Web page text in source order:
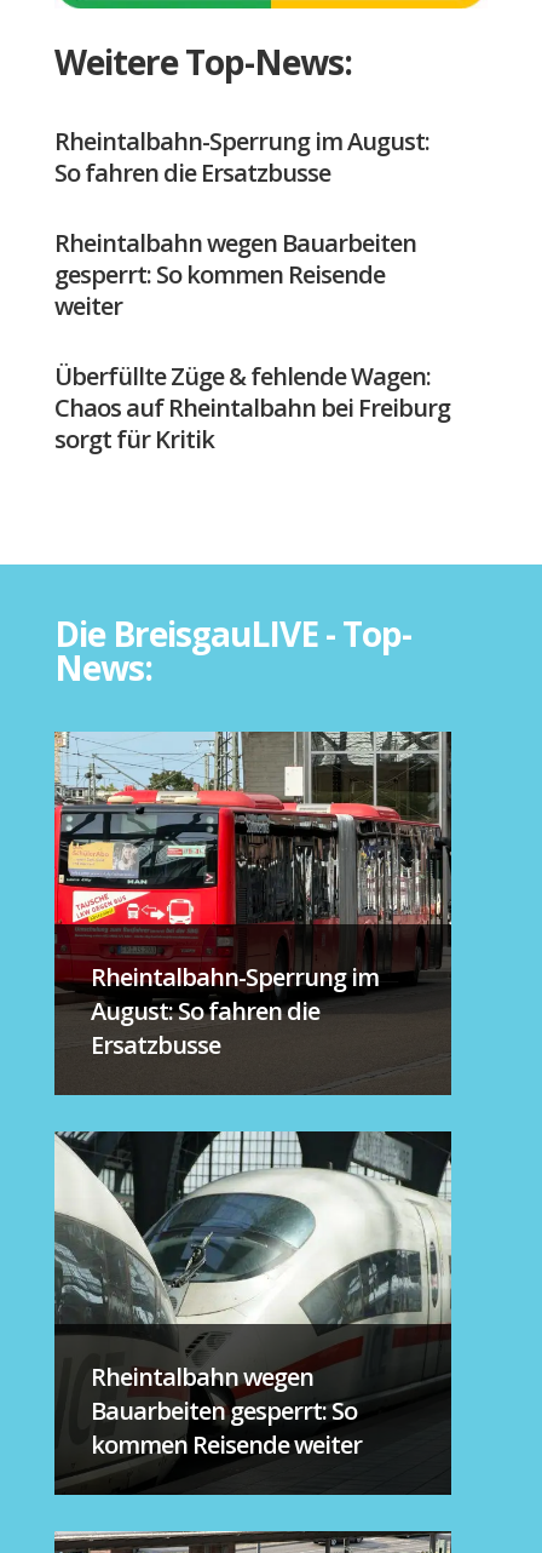
Weitere Top-News:
Rheintalbahn-Sperrung im August:
So fahren die Ersatzbusse
Rheintalbahn wegen Bauarbeiten
gesperrt: So kommen Reisende
weiter
Überfüllte Züge & fehlende Wagen:
Chaos auf Rheintalbahn bei Freiburg
sorgt für Kritik
Die BreisgauLIVE - Top-
News:
Rheintalbahn-Sperrung im
August: So fahren die
Ersatzbusse
Rheintalbahn wegen
Bauarbeiten gesperrt: So
kommen Reisende weiter